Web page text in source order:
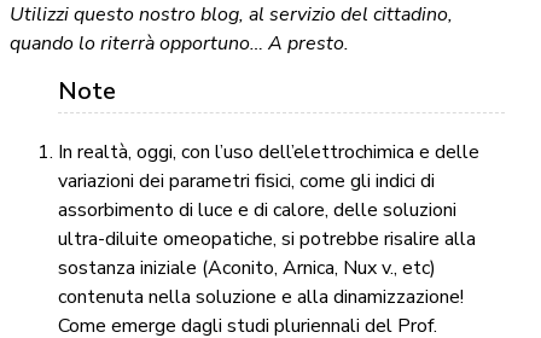
Utilizzi questo nostro blog, al servizio del cittadino,
quando lo riterrà opportuno… A presto.
In realtà, oggi, con l’uso dell’elettrochimica e delle
variazioni dei parametri fisici, come gli indici di
assorbimento di luce e di calore, delle soluzioni
ultra-diluite omeopatiche, si potrebbe risalire alla
sostanza iniziale (Aconito, Arnica, Nux v., etc)
contenuta nella soluzione e alla dinamizzazione!
Come emerge dagli studi pluriennali del Prof.